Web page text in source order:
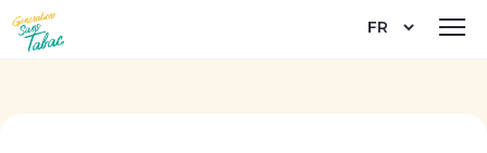
au
contenu
Select